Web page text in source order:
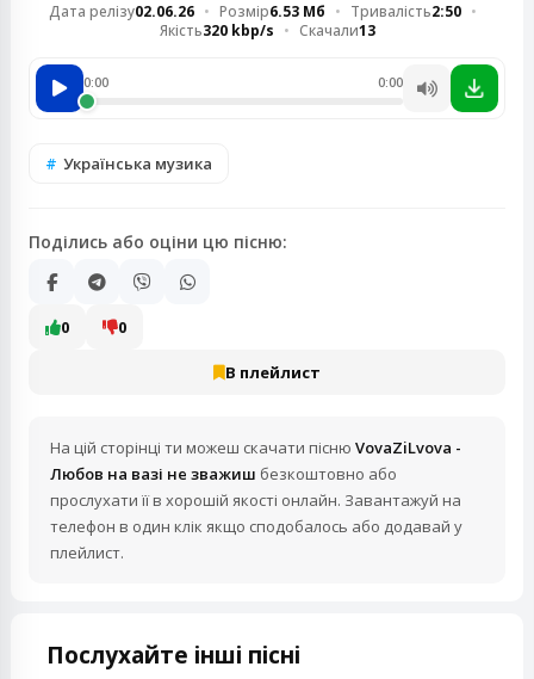
Дата релізу02.06.26 Розмір6.53 Мб Тривалість2:50
Якість320 kbp/s Скачали13
0:00 0:00
Українська музика
Поділись або оціни цю пісню:
0 0
В плейлист
На цій сторінці ти можеш скачати пісню VovaZiLvova -
Любов на вазі не зважиш безкоштовно або
прослухати її в хорошій якості онлайн. Завантажуй на
телефон в один клік якщо сподобалось або додавай у
плейлист.
Послухайте інші пісні